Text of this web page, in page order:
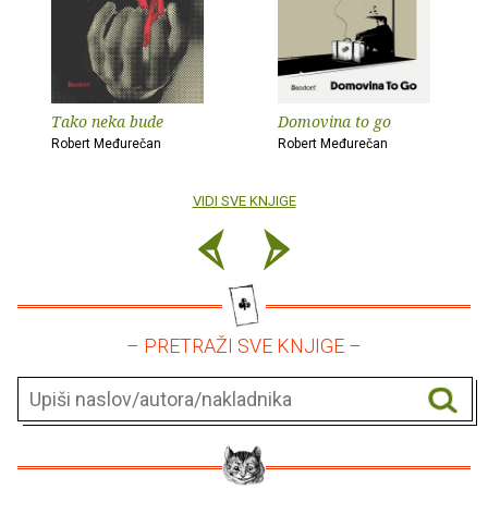
Tako neka bude
Robert Međurečan
Domovina to go
Robert Međurečan
VIDI SVE KNJIGE
– PRETRAŽI SVE KNJIGE –